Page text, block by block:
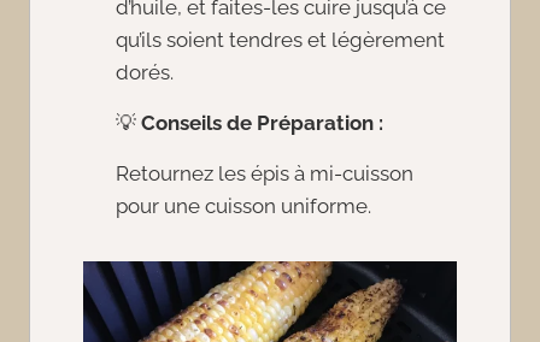
d’huile, et faites-les cuire jusqu’à ce
qu’ils soient tendres et légèrement
dorés.
💡 Conseils de Préparation :
Retournez les épis à mi-cuisson
pour une cuisson uniforme.